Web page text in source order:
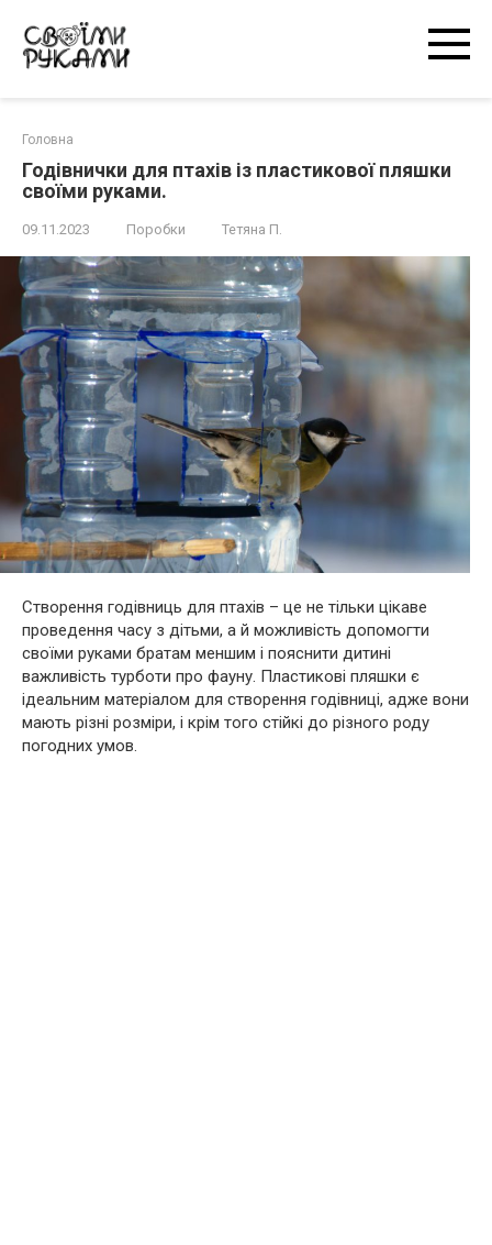
контенту
Головна
Годівнички для птахів із пластикової пляшки
своїми руками.
09.11.2023 Поробки Тетяна П.
Створення годівниць для птахів – це не тільки цікаве
проведення часу з дітьми, а й можливість допомогти
своїми руками братам меншим і пояснити дитині
важливість турботи про фауну. Пластикові пляшки є
ідеальним матеріалом для створення годівниці, адже вони
мають різні розміри, і крім того стійкі до різного роду
погодних умов.